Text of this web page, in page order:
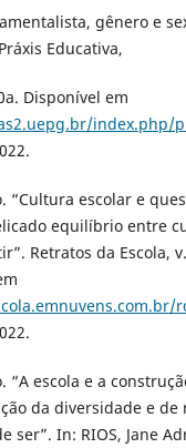
gênero e
Educativa,
Disponível em
index.php/
“Cultura escolar e
equilíbrio entre
Retratos da Escola,
“A escola e a
da diversidade e de
ser”. In: RIOS, Jane